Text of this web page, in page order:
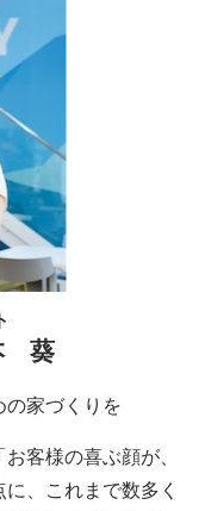
葵
の家づくりを
客様の喜ぶ顔が、
、これまで数多く